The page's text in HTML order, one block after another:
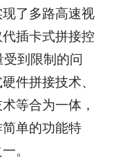
了多路高速视
插卡式拼接控
到限制的问
件拼接技术、
等合为一体，
单的功能特
。